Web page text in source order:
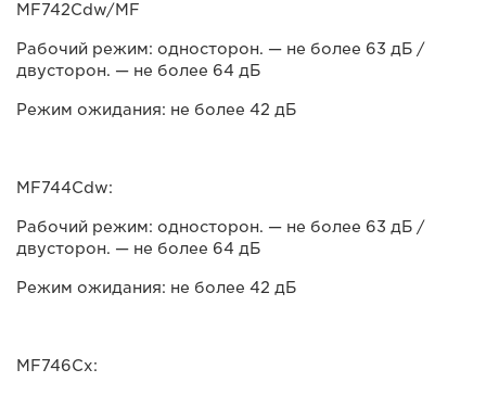
MF742Cdw/MF
Рабочий режим: односторон. — не более 63 дБ /
двусторон. — не более 64 дБ
Режим ожидания: не более 42 дБ
MF744Cdw:
Рабочий режим: односторон. — не более 63 дБ /
двусторон. — не более 64 дБ
Режим ожидания: не более 42 дБ
MF746Cx: